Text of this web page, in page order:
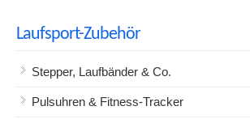
Laufsport-Zubehör
Stepper, Laufbänder & Co.
Pulsuhren & Fitness-Tracker